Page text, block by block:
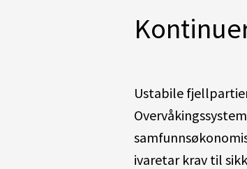
Ustabile
ivaretar krav til